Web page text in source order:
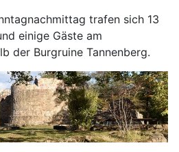
trafen sich 13
einige Gäste am
der Burgruine Tannenberg.